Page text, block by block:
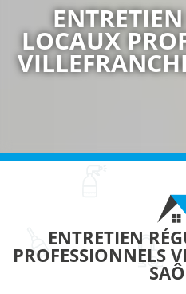
LOCAUX
ENTRETIEN
PROFESSIONNELS